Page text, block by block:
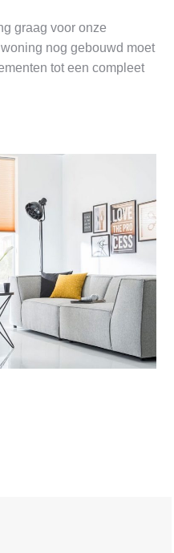
graag voor onze
nog gebouwd moet
tot een compleet